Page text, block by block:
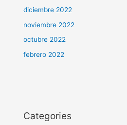
diciembre 2022
noviembre 2022
octubre 2022
febrero 2022
Categories